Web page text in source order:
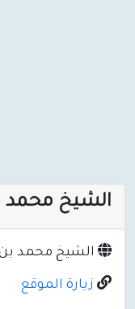
الشيخ محمد
الشيخ محمد
زيارة الموقع